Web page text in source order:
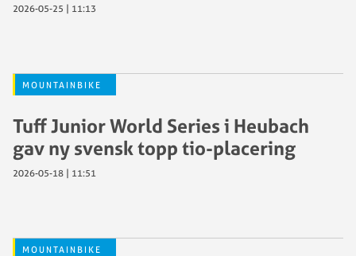
2026-05-25 | 11:13
MOUNTAINBIKE
Tuff Junior World Series i Heubach
gav ny svensk topp tio-placering
2026-05-18 | 11:51
MOUNTAINBIKE